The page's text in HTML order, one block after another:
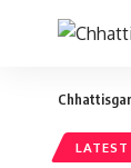
LATEST